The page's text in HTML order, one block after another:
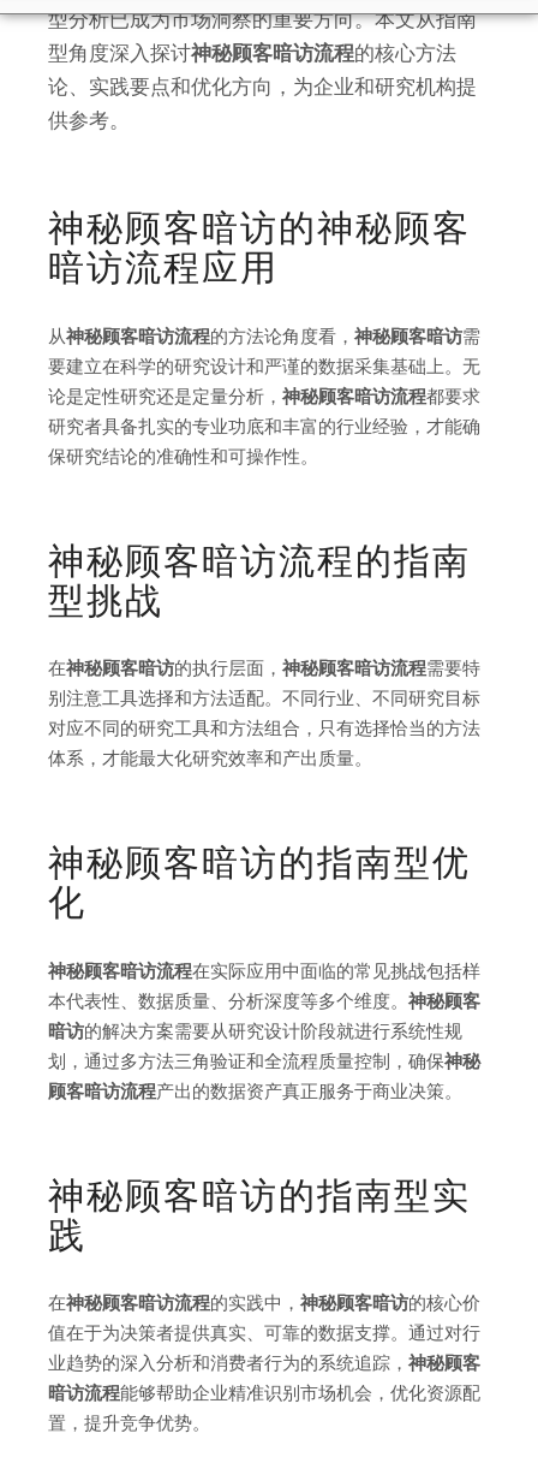
型分析已成为市场洞察的重要方向。本文从指南
型角度深入探讨神秘顾客暗访流程的核心方法
论、实践要点和优化方向，为企业和研究机构提
供参考。
神秘顾客暗访的神秘顾客
暗访流程应用
从神秘顾客暗访流程的方法论角度看， 神秘顾客暗访需
要建立在科学的研究设计和严谨的数据采集基础上。无
论是定性研究还是定量分析， 神秘顾客暗访流程都要求
研究者具备扎实的专业功底和丰富的行业经验，才能确
保研究结论的准确性和可操作性。
神秘顾客暗访流程的指南
型挑战
在神秘顾客暗访的执行层面， 神秘顾客暗访流程需要特
别注意工具选择和方法适配。不同行业、不同研究目标
对应不同的研究工具和方法组合，只有选择恰当的方法
体系，才能最大化研究效率和产出质量。
神秘顾客暗访的指南型优
化
神秘顾客暗访流程在实际应用中面临的常见挑战包括样
本代表性、数据质量、分析深度等多个维度。 神秘顾客
暗访的解决方案需要从研究设计阶段就进行系统性规
划，通过多方法三角验证和全流程质量控制，确保神秘
顾客暗访流程产出的数据资产真正服务于商业决策。
神秘顾客暗访的指南型实
践
在神秘顾客暗访流程的实践中， 神秘顾客暗访的核心价
值在于为决策者提供真实、可靠的数据支撑。通过对行
业趋势的深入分析和消费者行为的系统追踪， 神秘顾客
暗访流程能够帮助企业精准识别市场机会，优化资源配
置，提升竞争优势。